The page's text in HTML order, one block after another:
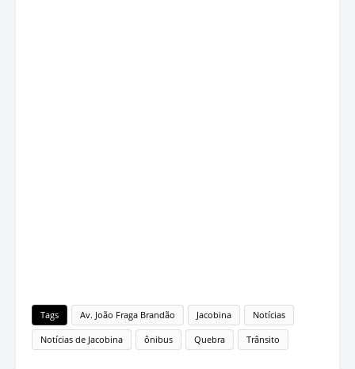
Tags Av. João Fraga Brandão Jacobina Notícias
Notícias de Jacobina ônibus Quebra Trânsito